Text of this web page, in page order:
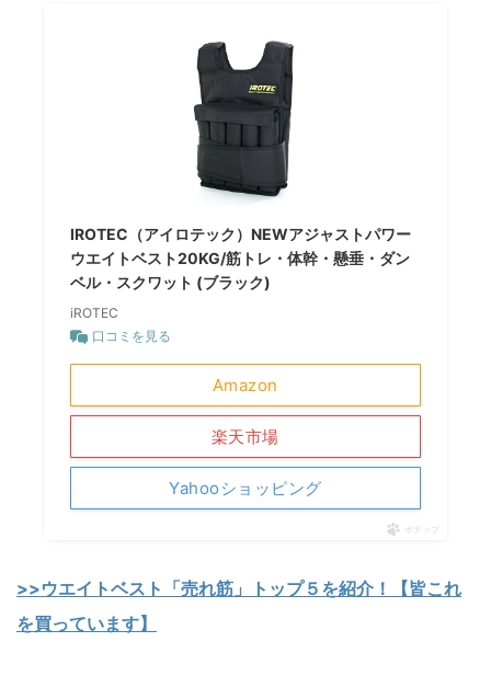
IROTEC（アイロテック）NEWアジャストパワー
ウエイトベスト20KG/筋トレ・体幹・懸垂・ダン
ベル・スクワット (ブラック)
iROTEC
口コミを見る
Amazon
楽天市場
Yahooショッピング
ポチップ
>>ウエイトベスト「売れ筋」トップ５を紹介！【皆これ
を買っています】